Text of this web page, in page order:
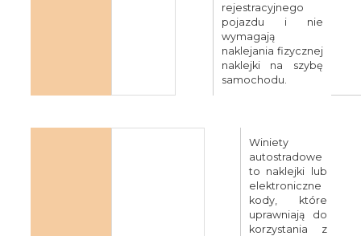
rejestracyjnego
pojazdu i nie
wymagają
naklejania fizycznej
naklejki na szybę
samochodu.
Winiety
autostradowe
to naklejki lub
elektroniczne
kody, które
uprawniają do
korzystania z